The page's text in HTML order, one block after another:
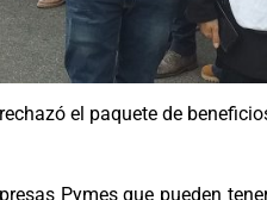
el paquete de
Pymes que pueden